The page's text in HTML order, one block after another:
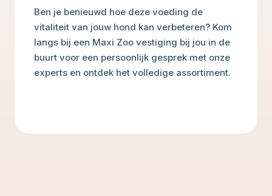
Ben je benieuwd hoe deze voeding de
vitaliteit van jouw hond kan verbeteren? Kom
langs bij een Maxi Zoo vestiging bij jou in de
buurt voor een persoonlijk gesprek met onze
experts en ontdek het volledige assortiment.